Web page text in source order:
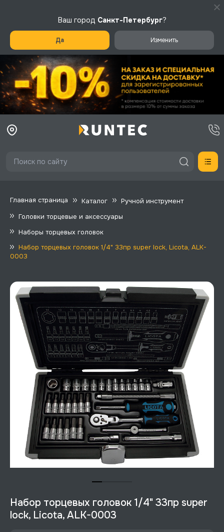
Ваш город Санкт-Петербург?
Да Изменить
Главная страница Каталог
Ручной инструмент
Головки торцевые и аксессуары
Наборы торцевых головок
Набор торцевых головок 1/4" 33пр super lock, Licota, ALK-
0003
Набор торцевых головок 1/4" 33пр super
lock, Licota, ALK-0003